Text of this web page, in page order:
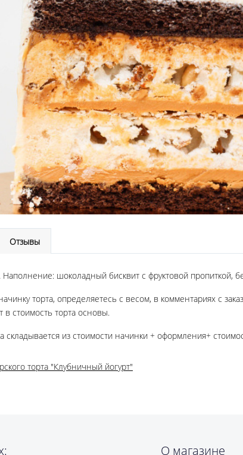
Отзывы
Наполнение: шоколадный бисквит с фруктовой пропиткой,
торта, определяетесь с весом, в комментариях с
в стоимость торта основы.
складывается из стоимости начинки + оформления+
торта "Клубничный йогурт"
О магазине